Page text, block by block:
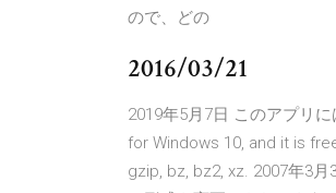
ので、どの
2016/03/21
2019年5月7日 このアプリ
for Windows 10, and it is
gzip, bz, bz2, xz. 2007年3